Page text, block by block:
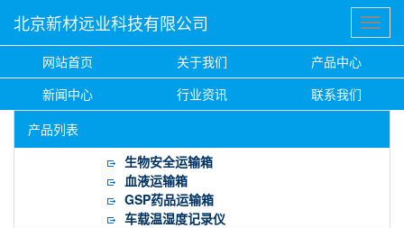
北京新材远业科技有限公司
网站首页 关于我们
产品中心
新闻中心
行业资讯
联系我们
产品列表
生物安全运输箱
血液运输箱
GSP药品运输箱
车载温湿度记录仪